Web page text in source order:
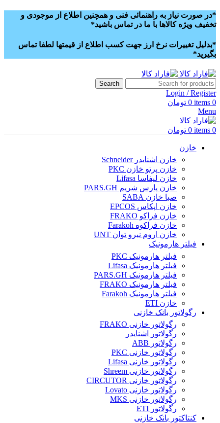
*در صورت نیاز به راهنمائی فنی و همچنین اطلاع از موجودی و
تخفیف ویژه کالاها با ما در تماس باشید*
*بدلیل تغییرات نرخ ارز جهت کسب اطلاع از قیمتها لطفا تماس
بگیرید*
Search
Login / Register
0
items
0 تومان
Menu
0
items
0 تومان
خازن
خازن اشنایدر Schneider
خازن پرتو خازن PKC
خازن لیفاسا Lifasa
خازن پارس شریم PARS.GH
صبا خازن SABA
خازن اپکاس EPCOS
خازن فراکو FRAKO
خازن فراکوه Farakoh
خازن اروم نیرو توان UNT
فیلتر هارمونیک
فیلتر هارمونیک PKC
فیلتر هارمونیک Lifasa
فیلتر هارمونیک PARS.GH
فیلتر هارمونیک FRAKO
فیلتر هارمونیک Farakoh
خازن ETI
رگولاتور بانک خازنی
رگولاتور خازنی FRAKO
رگولاتور اشنایدر
رگولاتور ABB
رگولاتور خازنی PKC
رگولاتور خازنی Lifasa
رگولاتور خازنی Shreem
رگولاتور خازنی CIRCUTOR
رگولاتور خازنی Lovato
رگولاتور خازنی MKS
رگولاتور ETI
کنتاکتور بانک خازنی